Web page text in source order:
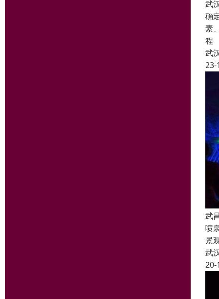
武
确
素
程
武
23-
武
喷
景
武
20-